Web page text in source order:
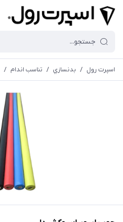
اسپرت رول / بدنسازي / تناسب اندام /